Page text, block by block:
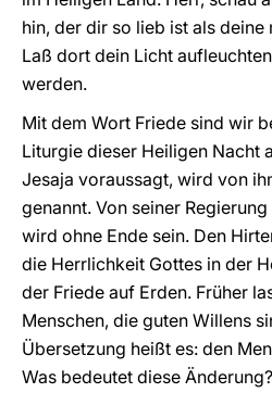
hin, der dir so lieb ist als
Laß dort dein Licht
werden.
Mit dem Wort Friede sind wir
Liturgie dieser Heiligen Nacht
Jesaja voraussagt, wird von
genannt. Von seiner
wird ohne Ende sein. Den
die Herrlichkeit Gottes in der
der Friede auf Erden. Früher
Menschen, die guten Willens
Übersetzung heißt es: den
Was bedeutet diese